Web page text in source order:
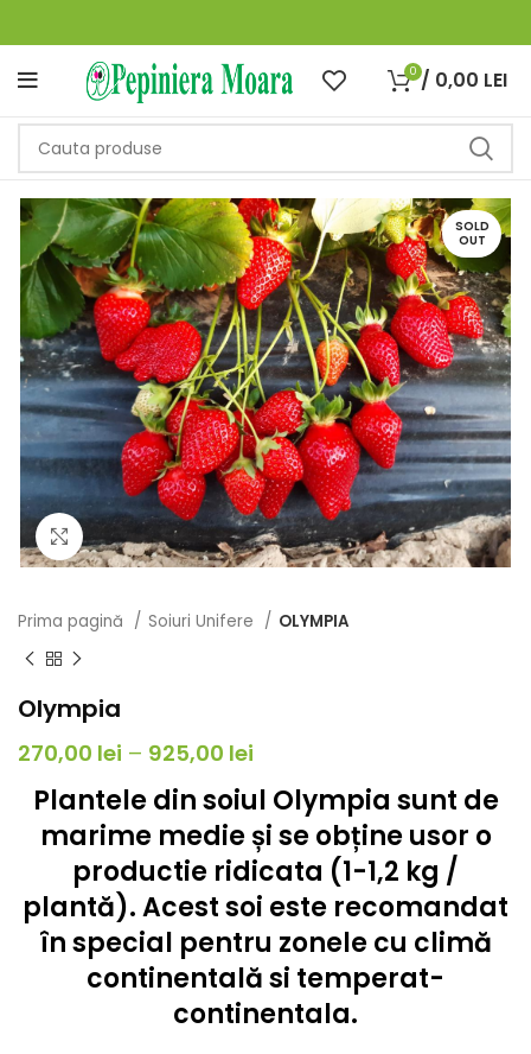
0 / 0,00 LEI
SOLD
OUT
Click to enlarge
Prima pagină Soiuri Unifere OLYMPIA
Olympia
270,00 lei – 925,00 lei
Plantele dinsoiul Olympia sunt de
marime medie și se obține usor o
productie ridicata (1-1,2 kg /
plantă). Acest soi este recomandat
în special pentru zonele cu climă
continentală si temperat-
continentala.